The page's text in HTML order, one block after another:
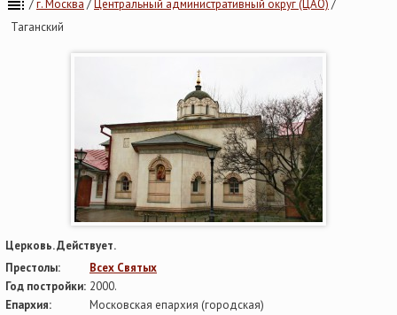
/г. Москва /Центральный административный округ (ЦАО) /
Таганский
Церковь. Действует.
Престолы:
Всех Святых
Год постройки: 2000.
Епархия:
Московская епархия (городская)